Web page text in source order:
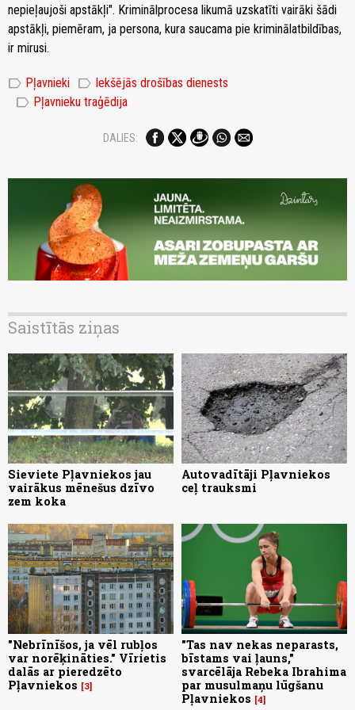
nepieļaujoši apstākļi". Kriminālprocesa likumā uzskatīti vairāki šādi
apstākļi, piemēram, ja persona, kura saucama pie kriminālatbildības,
ir mirusi.
label Pļavnieki label Iekšējās drošības dienests
label Pļavnieku traģēdija
DALIES:
Saistītās ziņas
Sieviete Pļavniekos jau
vairākus mēnešus dzīvo
zem koka
Autovadītāji Pļavniekos
ceļ trauksmi
"Nebrīnīšos, ja vēl rubļos
var norēķināties." Vīrietis
dalās ar pieredzēto
Pļavniekos
3
"Tas nav nekas neparasts,
bīstams vai ļauns,"
svarcēlāja Rebeka Ibrahima
par musulmaņu lūgšanu
Pļavniekos 4